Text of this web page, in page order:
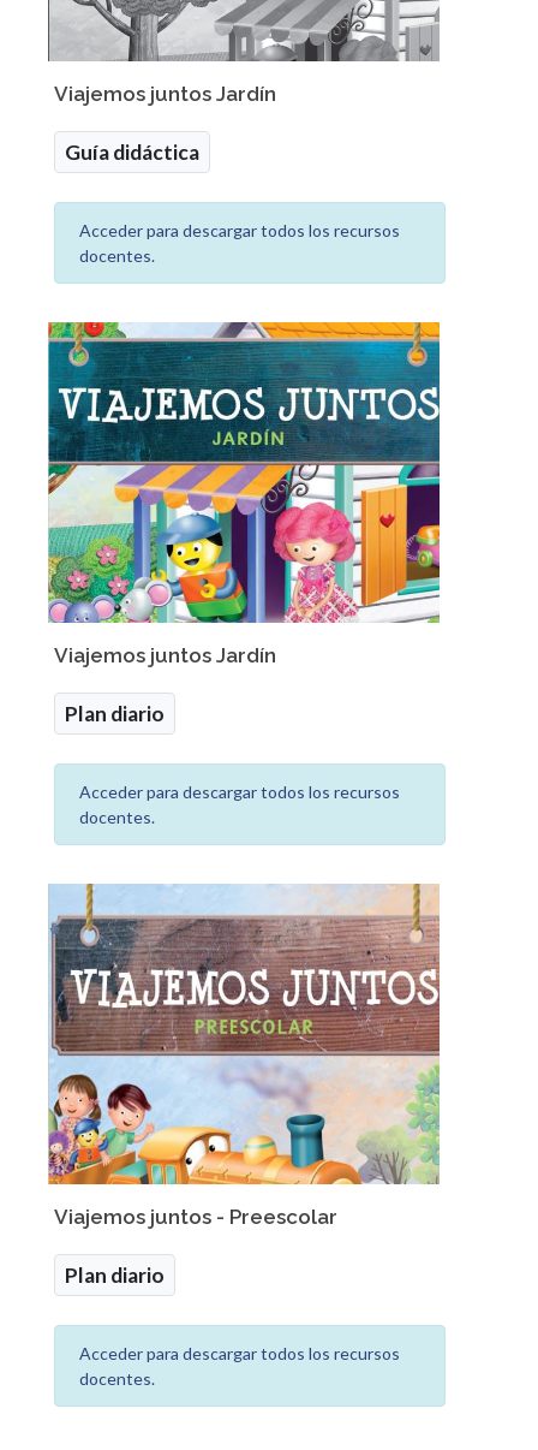
Viajemos juntos Jardín
Guía didáctica
Acceder para descargar todos los recursos
docentes.
Viajemos juntos Jardín
Plan diario
Acceder para descargar todos los recursos
docentes.
Viajemos juntos - Preescolar
Plan diario
Acceder para descargar todos los recursos
docentes.